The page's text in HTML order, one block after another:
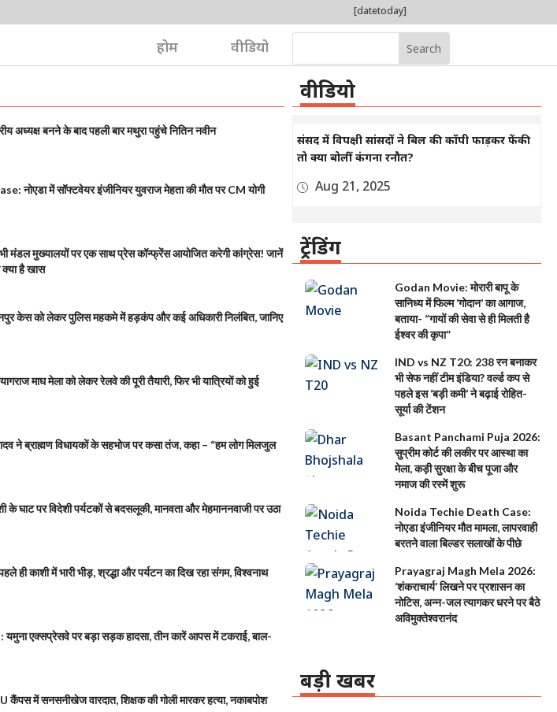
[datetoday]
वीडियो
होम
अध्यक्ष बनने के बाद पहली बार मथुरा पहुंचे नितिन नवीन
में सॉफ्टवेयर इंजीनियर युवराज मेहता की मौत पर CM योगी
मुख्यालयों पर एक साथ प्रेस कॉन्फ्रेंस आयोजित करेगी कांग्रेस! जानें
क्या है खास
केस को लेकर पुलिस महकमे में हड़कंप और कई अधिकारी निलंबित, जानिए
माघ मेला को लेकर रेलवे की पूरी तैयारी, फिर भी यात्रियों को हुई
ब्राह्मण विधायकों के सहभोज पर कसा तंज, कहा – “हम लोग मिलजुल
पर विदेशी पर्यटकों से बदसलूकी, मानवता और मेहमाननवाजी पर उठा
काशी में भारी भीड़, श्रद्धा और पर्यटन का दिख रहा संगम, विश्वनाथ
एक्सप्रेसवे पर बड़ा सड़क हादसा, तीन कारें आपस में टकराई, बाल-
में सनसनीखेज वारदात, शिक्षक की गोली मारकर हत्या, नकाबपोश
वीडियो
संसद में विपक्षी सांसदों ने बिल की कॉपी फाड़कर फेंकी
तो क्या बोलीं कंगना रनौत?
Aug 21, 2025
ट्रेंडिंग
Godan Movie: मोरारी बापू के
सानिध्य में फिल्म ‘गोदान’ का आगाज,
बताया- “गायों की सेवा से ही मिलती है
ईश्वर की कृपा”
IND vs NZ T20: 238 रन बनाकर
भी सेफ नहीं टीम इंडिया? वर्ल्ड कप से
पहले इस ‘बड़ी कमी’ ने बढ़ाई रोहित-
सूर्या की टेंशन
Basant Panchami Puja 2026:
सुप्रीम कोर्ट की लकीर पर आस्था का
मेला, कड़ी सुरक्षा के बीच पूजा और
नमाज की रस्में शुरू
Noida Techie Death Case:
नोएडा इंजीनियर मौत मामला, लापरवाही
बरतने वाला बिल्डर सलाखों के पीछे
Prayagraj Magh Mela 2026:
‘शंकराचार्य’ लिखने पर प्रशासन का
नोटिस, अन्न-जल त्यागकर धरने पर बैठे
अविमुक्तेश्वरानंद
बड़ी खबर